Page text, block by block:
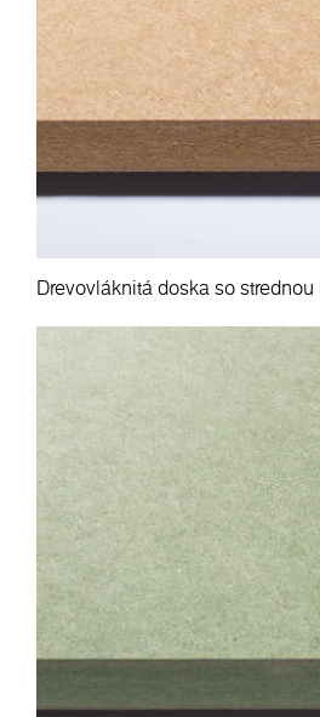
Drevovláknitá doska so